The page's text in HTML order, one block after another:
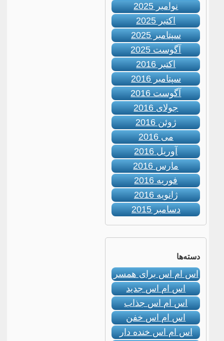
نوامبر 2025
اکتبر 2025
سپتامبر 2025
آگوست 2025
اکتبر 2016
سپتامبر 2016
آگوست 2016
جولای 2016
ژوئن 2016
می 2016
آوریل 2016
مارس 2016
فوریه 2016
ژانویه 2016
دسامبر 2015
دسته‌ها
اس ام اس برای همسر
اس ام اس جدید
اس ام اس جذاب
اس ام اس خفن
اس ام اس خنده دار